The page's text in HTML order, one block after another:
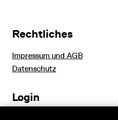
Rechtliches
Impressum und AGB
Datenschutz
Login